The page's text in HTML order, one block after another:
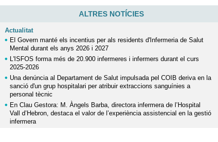
ALTRES NOTÍCIES
Actualitat
El Govern manté els incentius per als residents d'Infermeria de Salut
Mental durant els anys 2026 i 2027
L'ISFOS forma més de 20.900 infermeres i infermers durant el curs
2025-2026
Una denúncia al Departament de Salut impulsada pel COIB deriva en la
sanció d'un grup hospitalari per atribuir extraccions sanguínies a
personal tècnic
En Clau Gestora: M. Àngels Barba, directora infermera de l’Hospital
Vall d’Hebron, destaca el valor de l’experiència assistencial en la gestió
infermera